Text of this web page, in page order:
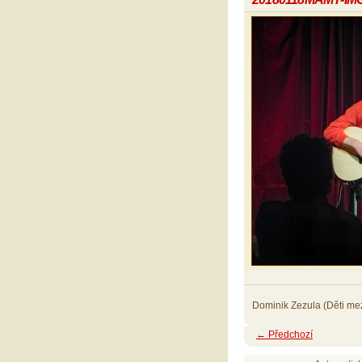
Dominik Zezula (Děti
← Předchozí